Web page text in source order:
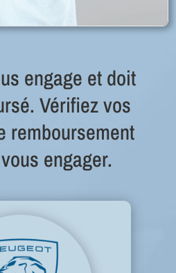
engage et doit
Vérifiez vos
remboursement
engager.